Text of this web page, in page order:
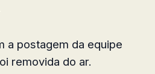
a postagem da equipe
removida do ar.